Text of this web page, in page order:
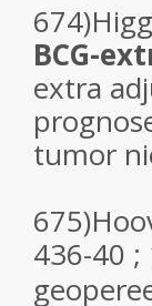
BCG-
extra
tumor
436-40 ;